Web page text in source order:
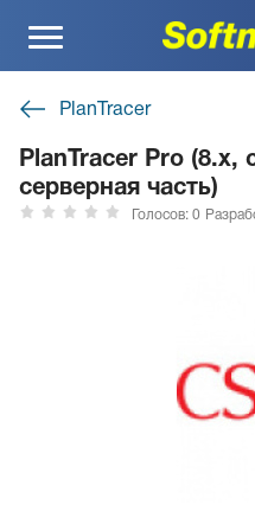
Меню
PlanTracer
PlanTracer Pro (8.x,
серверная часть)
Голосов: 0